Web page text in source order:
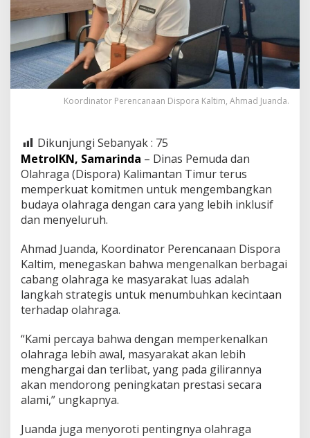
Koordinator Perencanaan Dispora Kaltim, Ahmad Juanda.
Dikunjungi Sebanyak : 75
MetroIKN, Samarinda – Dinas Pemuda dan
Olahraga (Dispora) Kalimantan Timur terus
memperkuat komitmen untuk mengembangkan
budaya olahraga dengan cara yang lebih inklusif
dan menyeluruh.
Ahmad Juanda, Koordinator Perencanaan Dispora
Kaltim, menegaskan bahwa mengenalkan berbagai
cabang olahraga ke masyarakat luas adalah
langkah strategis untuk menumbuhkan kecintaan
terhadap olahraga.
“Kami percaya bahwa dengan memperkenalkan
olahraga lebih awal, masyarakat akan lebih
menghargai dan terlibat, yang pada gilirannya
akan mendorong peningkatan prestasi secara
alami,” ungkapnya.
Juanda juga menyoroti pentingnya olahraga